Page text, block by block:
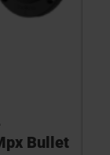
Bullet